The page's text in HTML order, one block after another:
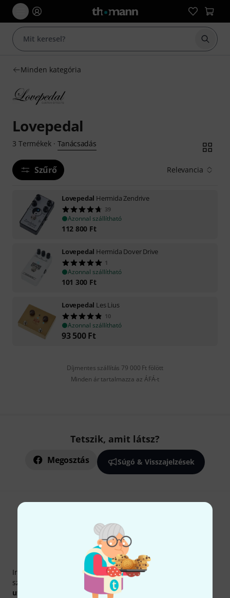
Minden kategória
Lovepedal
3 Termékek· Tanácsadás
Szűrő Relevancia
Lovepedal Hermida Zendrive
39
Azonnal szállítható
112 800 Ft
Lovepedal Hermida Dover Drive
1
Azonnal szállítható
101 300 Ft
Lovepedal Les Lius
10
Azonnal szállítható
93 500 Ft
Díjmentes szállítás 79 000 Ft fölött
Minden ár tartalmazza az ÁFÁ-t
Tetszik, amit látsz?
Megosztás Súgó & Visszajelzések
Thomann hírlevél
Iratkozz fel a Thomann angol nyelvű hírlevelére, és kis
szerencsével megnyerheted a50
utalvány